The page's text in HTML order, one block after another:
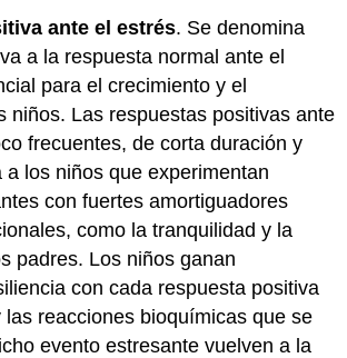
ante el estrés. Se denomina
a la respuesta normal ante el
para el crecimiento y el
niños. Las respuestas positivas ante
frecuentes, de corta duración y
a los niños que experimentan
con fuertes amortiguadores
como la tranquilidad y la
padres. Los niños ganan
con cada respuesta positiva
las reacciones bioquímicas que se
evento estresante vuelven a la